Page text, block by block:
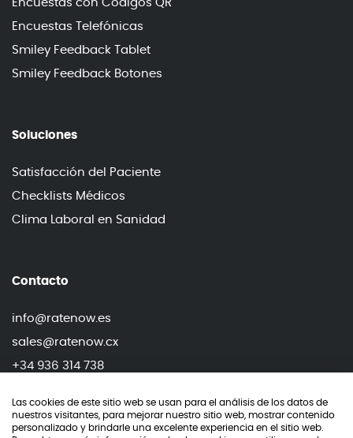
Encuestas con Códigos QR
Encuestas Telefónicas
Smiley Feedback Tablet
Smiley Feedback Botones
Soluciones
Satisfacción del Paciente
Checklists Médicos
Clima Laboral en Sanidad
Contacto
info@ratenow.es
sales@ratenow.cx
+34 936 314 738
Las cookies de este sitio web se usan para el análisis de los datos de
nuestros visitantes, para mejorar nuestro sitio web, mostrar contenido
personalizado y brindarle una excelente experiencia en el sitio web.